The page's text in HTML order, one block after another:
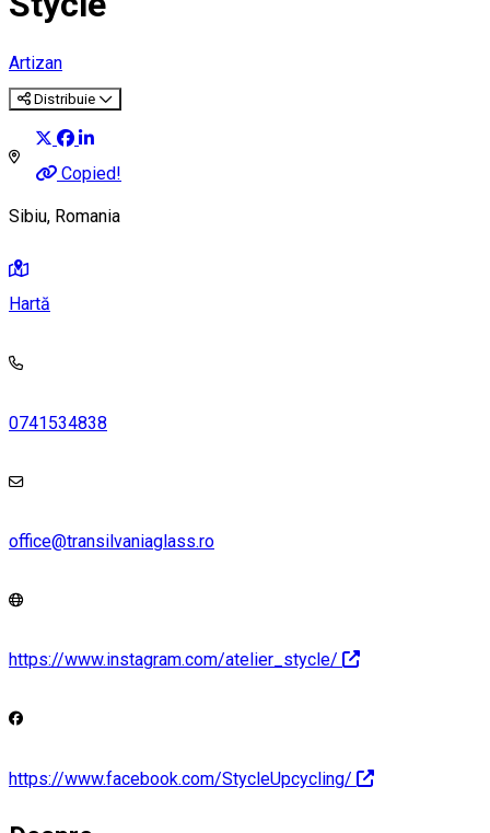
Artizan
Distribuie
Copied!
Sibiu, Romania
Hartă
0741534838
office@transilvaniaglass.ro
https://www.instagram.com/atelier_stycle/
https://www.facebook.com/StycleUpcycling/